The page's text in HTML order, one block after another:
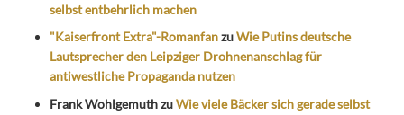
selbst entbehrlich machen
"Kaiserfront Extra"-RomanfanzuWie Putins deutsche
Lautsprecher den Leipziger Drohnenanschlag für
antiwestliche Propaganda nutzen
Frank WohlgemuthzuWie viele Bäcker sich gerade selbst